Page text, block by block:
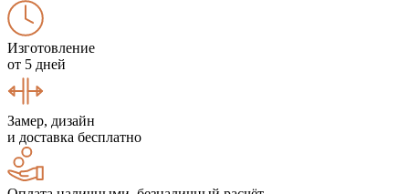
Изготовление
от 5 дней
Замер, дизайн
и доставка бесплатно